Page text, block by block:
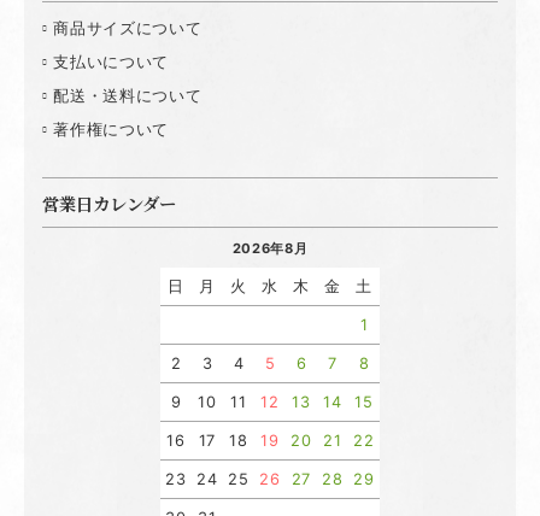
商品サイズについて
支払いについて
配送・送料について
著作権について
営業日カレンダー
2026年8月
日 月 火 水 木 金 土
1
2 3 4 5 6 7 8
9 10 11 12 13 14 15
16 17 18 19 20 21 22
23 24 25 26 27 28 29